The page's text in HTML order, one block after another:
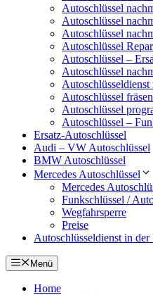
Autoschlüssel
Autoschlüssel
Autoschlüssel
Autoschlüssel
Autoschlüssel –
Autoschlüssel
Autoschlüssel
Autoschlüssel
Autoschlüssel –
Ersatz-Autoschlüssel
Audi – VW Autoschlüssel
BMW Autoschlüssel
Mercedes Autoschlüssel
Mercedes
Funkschlüssel /
Wegfahrsperre
Preise
Autoschlüsseldienst in der
Menü
Home